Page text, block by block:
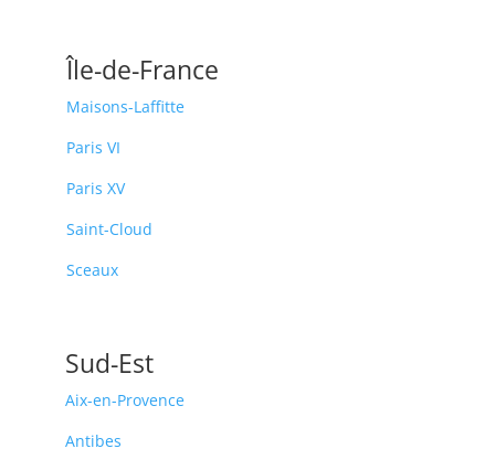
Île-de-France
Maisons-Laffitte
Paris VI
Paris XV
Saint-Cloud
Sceaux
Sud-Est
Aix-en-Provence
Antibes